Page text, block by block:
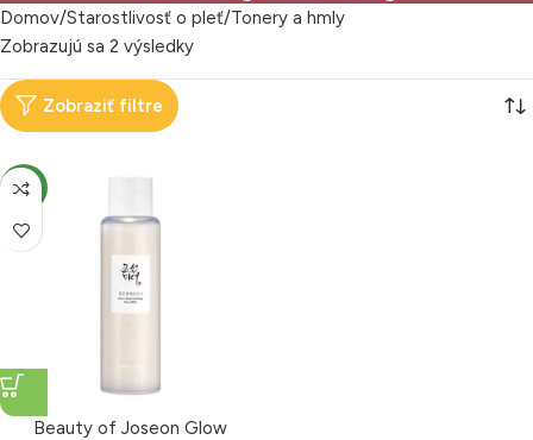
Domov Starostlivosť o pleť Tonery a hmly
Zobrazujú sa 2 výsledky
Zobraziť filtre
NOVÝ
Beauty of Joseon Glow